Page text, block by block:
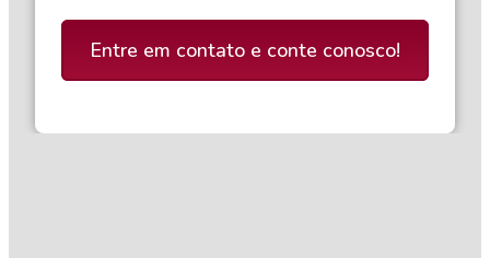
Entre em contato e conte conosco!